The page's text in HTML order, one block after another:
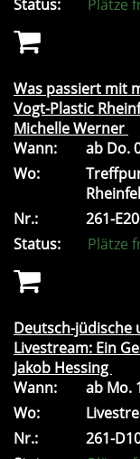
Status:
Plätze
Was passiert mit
Vogt-Plastic
Michelle Werner
Wann:
ab Do.
Wo:
Nr.:
261-
Status:
Plätze
Deutsch-jüdische
Livestream: Ein
Jakob Hessing
Wann:
ab Mo.
Wo:
Nr.:
261-